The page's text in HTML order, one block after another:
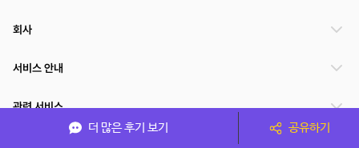
더 많은 후기 보기 공유하기
회사
서비스 안내
관련 서비스